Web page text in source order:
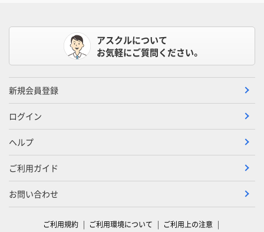
アスクルについて
お気軽にご質問ください。
新規会員登録
ログイン
ヘルプ
ご利用ガイド
お問い合わせ
ご利用規約 ご利用環境について ご利用上の注意